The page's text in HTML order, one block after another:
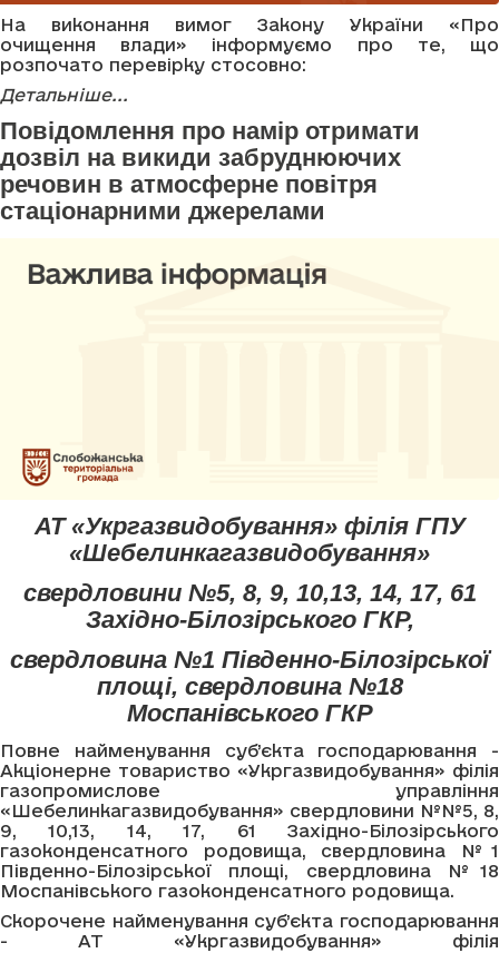
На виконання вимог Закону України «Про
очищення влади» інформуємо про те, що
розпочато перевірку стосовно:
Детальніше...
Повідомлення про намір отримати
дозвіл на викиди забруднюючих
речовин в атмосферне повітря
стаціонарними джерелами
АТ «Укргазвидобування» філія ГПУ
«Шебелинкагазвидобування»
свердловини №5, 8, 9, 10,13, 14, 17, 61
Західно-Білозірського ГКР,
свердловина №1 Південно-Білозірської
площі, свердловина №18
Моспанівського ГКР
Повне найменування суб’єкта господарювання -
Акціонерне товариство «Укргазвидобування» філія
газопромислове управління
«Шебелинкагазвидобування» свердловини №№5, 8,
9, 10,13, 14, 17, 61 Західно-Білозірського
газоконденсатного родовища, свердловина №1
Південно-Білозірської площі, свердловина №18
Моспанівського газоконденсатного родовища.
Скорочене найменування суб’єкта господарювання
- АТ «Укргазвидобування» філія